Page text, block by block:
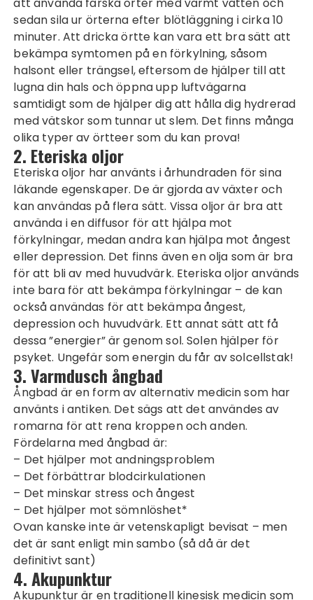
sedan sila ur örterna efter blötläggning i cirka 10
minuter. Att dricka örtte kan vara ett bra sätt att
bekämpa symtomen på en förkylning, såsom
halsont eller trängsel, eftersom de hjälper till att
lugna din hals och öppna upp luftvägarna
samtidigt som de hjälper dig att hålla dig hydrerad
med vätskor som tunnar ut slem. Det finns många
olika typer av örtteer som du kan prova!
2. Eteriska oljor
Eteriska oljor har använts i århundraden för sina
läkande egenskaper. De är gjorda av växter och
kan användas på flera sätt. Vissa oljor är bra att
använda i en diffusor för att hjälpa mot
förkylningar, medan andra kan hjälpa mot ångest
eller depression. Det finns även en olja som är bra
för att bli av med huvudvärk. Eteriska oljor används
inte bara för att bekämpa förkylningar – de kan
också användas för att bekämpa ångest,
depression och huvudvärk. Ett annat sätt att få
dessa ”energier” är genom sol. Solen hjälper för
psyket. Ungefär som energin du får avsolcellstak!
3. Varmdusch ångbad
Ångbad är en form av alternativ medicin som har
använts i antiken. Det sägs att det användes av
romarna för att rena kroppen och anden.
Fördelarna med ångbad är:
– Det hjälper mot andningsproblem
– Det förbättrar blodcirkulationen
– Det minskar stress och ångest
– Det hjälper mot sömnlöshet*
Ovan kanske inte är vetenskapligt bevisat – men
det är sant enligt min sambo (så då är det
definitivt sant)
4. Akupunktur
Akupunktur är en traditionell kinesisk medicin som